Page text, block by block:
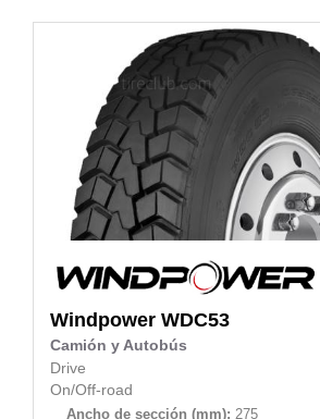
Windpower WDC53
Camión y Autobús
Drive
On/Off-road
Ancho de sección (mm): 275